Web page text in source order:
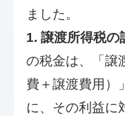
ました。
1. 譲渡所得税の
の税金は、「譲
費＋譲渡費用）
に、その利益に